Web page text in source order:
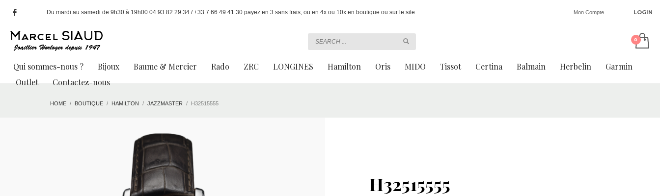
Du mardi au samedi de 9h30 à 19h00 04 93 82 29 34 / +33 7 66 49 41 30 payez en 3 sans frais, ou en 4x ou 10x en boutique ou sur le site Mon Compte LOGIN
Qui sommes-nous ? Bijoux Baume & Mercier Rado ZRC LONGINES Hamilton Oris MIDO Tissot Certina Balmain Herbelin
Garmin
Outlet
Contactez-nous
HOME BOUTIQUE HAMILTON JAZZMASTER H32515555
H32515555